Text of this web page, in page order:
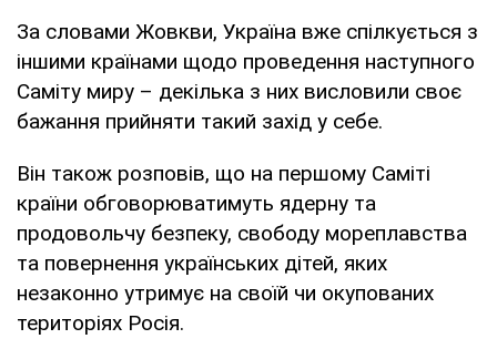
За словами Жовкви, Україна вже спілкується з
іншими країнами щодо проведення наступного
Саміту миру – декілька з них висловили своє
бажання прийняти такий захід у себе.
Він також розповів, що на першому Саміті
країни обговорюватимуть ядерну та
продовольчу безпеку, свободу мореплавства
та повернення українських дітей, яких
незаконно утримує на своїй чи окупованих
територіях Росія.